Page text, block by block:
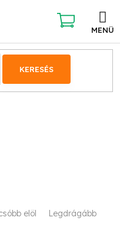
KERESÉS
KOSÁR
elöl Legdrágább